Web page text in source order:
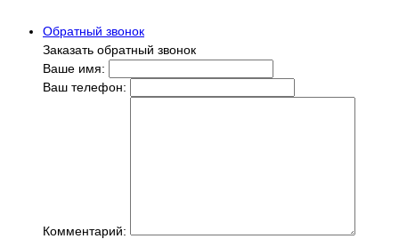
Обратный звонок
Заказать обратный звонок
Ваше имя:
Ваш телефон:
Комментарий: